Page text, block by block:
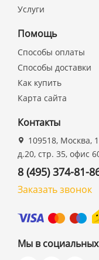
Услуги
Помощь
Способы оплаты
Способы доставки
Как купить
Карта сайта
Контакты
109518, Москва,
д.20, стр. 35, офис
8 (495) 374-81-
Заказать звонок
Мы в социальных